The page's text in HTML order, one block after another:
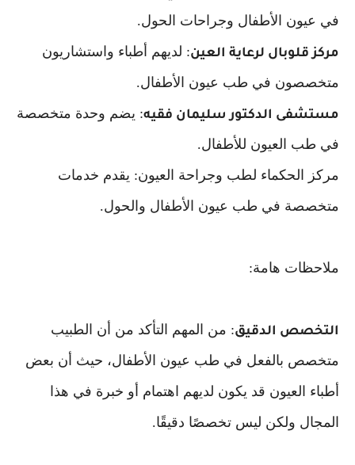
في عيون الأطفال وجراحات الحول.
مركز قلوبال لرعاية العين: لديهم أطباء واستشاريون
متخصصون في طب عيون الأطفال.
مستشفى الدكتور سليمان فقيه: يضم وحدة متخصصة
في طب العيون للأطفال.
مركز الحكماء لطب وجراحة العيون: يقدم خدمات
متخصصة في طب عيون الأطفال والحول.
ملاحظات هامة:
التخصص الدقيق: من المهم التأكد من أن الطبيب
متخصص بالفعل في طب عيون الأطفال، حيث أن بعض
أطباء العيون قد يكون لديهم اهتمام أو خبرة في هذا
المجال ولكن ليس تخصصًا دقيقًا.